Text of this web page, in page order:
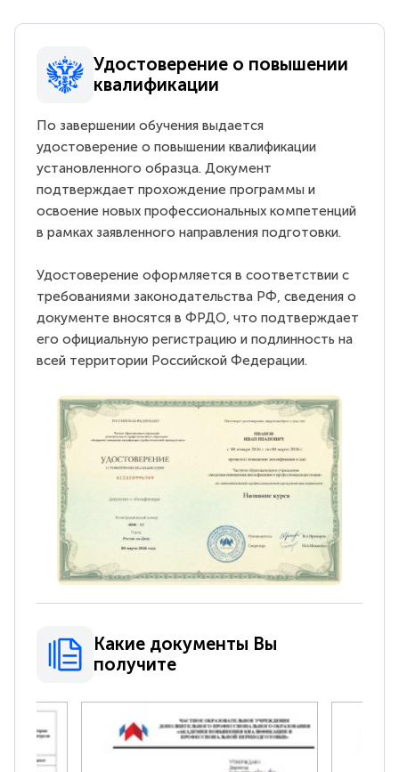
Удостоверение о повышении
квалификации
По завершении обучения выдается
удостоверение о повышении квалификации
установленного образца. Документ
подтверждает прохождение программы и
освоение новых профессиональных компетенций
в рамках заявленного направления подготовки.
Удостоверение оформляется в соответствии с
требованиями законодательства РФ, сведения о
документе вносятся в ФРДО, что подтверждает
его официальную регистрацию и подлинность на
всей территории Российской Федерации.
Какие документы Вы
получите